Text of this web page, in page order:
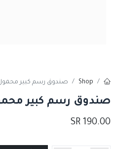
Shop صندوق رسم كبير
صندوق رسم كبير
190.00